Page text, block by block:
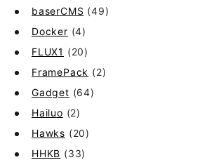
baserCMS (49)
Docker (4)
FLUX1 (20)
FramePack (2)
Gadget (64)
Hailuo (2)
Hawks (20)
HHKB (33)